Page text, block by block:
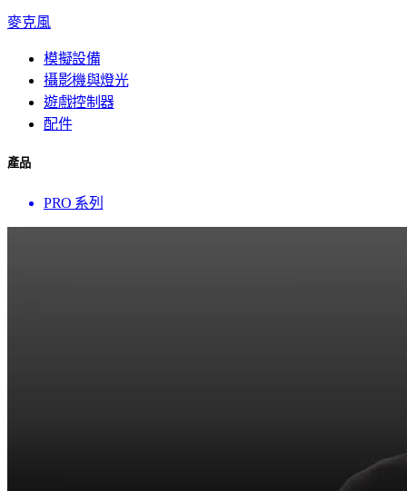
麥克風
模擬設備
攝影機與燈光
遊戲控制器
配件
產品
PRO 系列